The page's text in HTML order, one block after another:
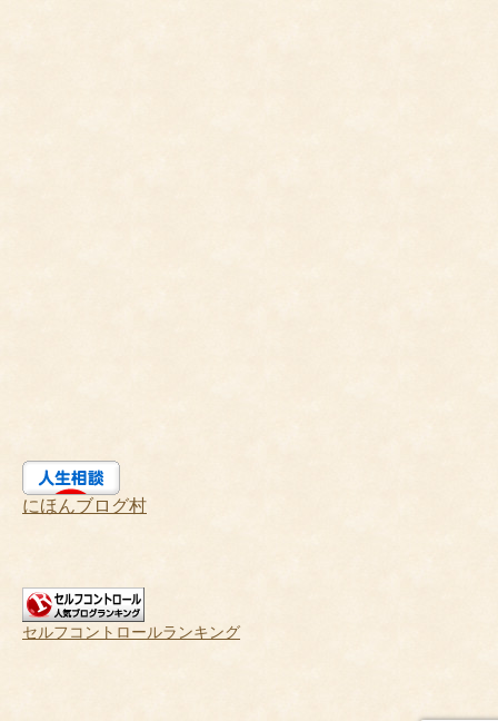
にほんブログ村
セルフコントロールランキング